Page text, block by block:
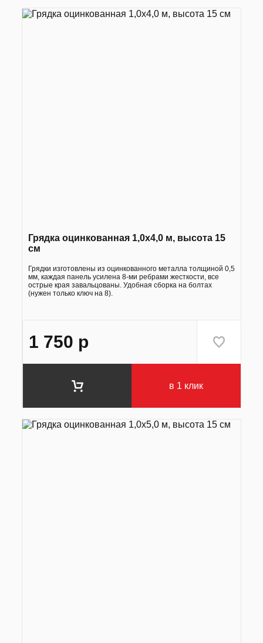
Грядка оцинкованная 1,0х4,0 м, высота 15
см
Грядки изготовлены из оцинкованного металла толщиной 0,5
мм, каждая панель усилена 8-ми ребрами жесткости, все
острые края завальцованы. Удобная сборка на болтах
(нужен только ключ на 8).
1 750 р
в 1 клик